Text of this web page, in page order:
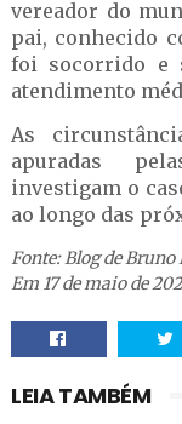
vereador do
pai, conhecido
foi socorrido e
atendimento
As
apuradas
investigam o
ao longo das
Fonte: Blog de Bruno
Em 17 de maio de
LEIA TAMBÉM